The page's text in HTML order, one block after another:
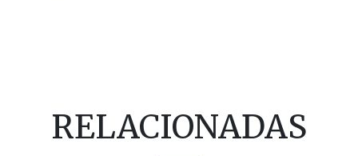
RELACIONADAS